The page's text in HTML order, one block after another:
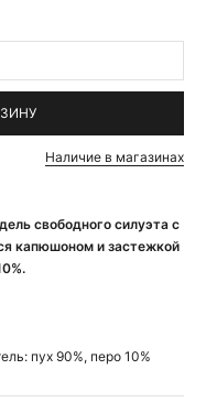
свободного силуэта с
капюшоном и застежкой
пух 90%, перо 10%
Наличие в магазинах